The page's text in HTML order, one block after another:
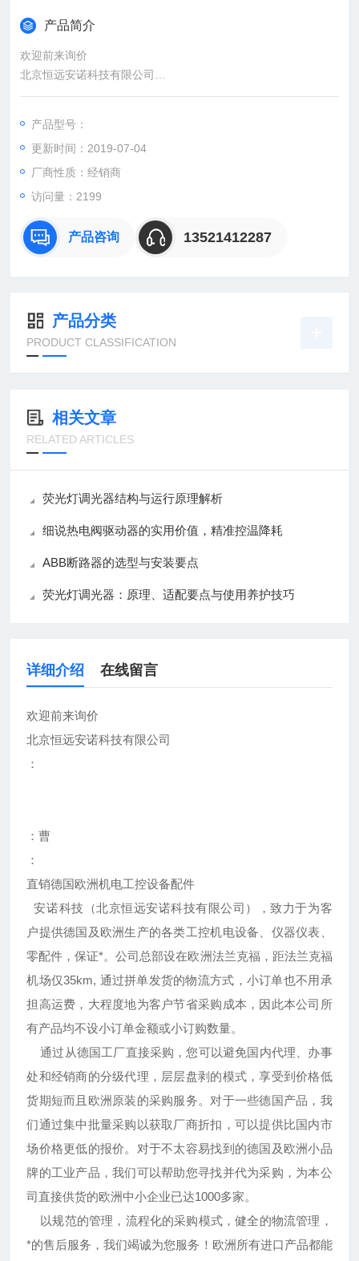
产品简介
欢迎前来询价
北京恒远安诺科技有限公司
：
：曹
：
直销德国欧洲机电工控设备配件
国及欧洲生产的各类工控机电设备、仪器仪表、零配件，保证*。
公司
产品型号：
更新时间：2019-07-04
厂商性质：经销商
访问量：2199
产品咨询 13521412287
产品分类
PRODUCT CLASSIFICATION
相关文章
RELATED ARTICLES
荧光灯调光器结构与运行原理解析
细说热电阀驱动器的实用价值，精准控温降耗
ABB断路器的选型与安装要点
荧光灯调光器：原理、适配要点与使用养护技巧
详细介绍 在线留言
欢迎前来询价
北京恒远安诺科技有限公司
：
：曹
：
直销德国欧洲机电工控设备配件
安诺科技（北京恒远安诺科技有限公司），致力于为客
户提供德国及欧洲生产的各类工控机电设备、仪器仪表、
零配件，保证*。公司总部设在欧洲法兰克福，距法兰克福
机场仅35km, 通过拼单发货的物流方式，小订单也不用承
担高运费，大程度地为客户节省采购成本，因此本公司所
有产品均不设小订单金额或小订购数量。
通过从德国工厂直接采购，您可以避免国内代理、办事
处和经销商的分级代理，层层盘剥的模式，享受到价格低
货期短而且欧洲原装的采购服务。对于一些德国产品，我
们通过集中批量采购以获取厂商折扣，可以提供比国内市
场价格更低的报价。对于不太容易找到的德国及欧洲小品
牌的工业产品，我们可以帮助您寻找并代为采购，为本公
司直接供货的欧洲中小企业已达1000多家。
以规范的管理，流程化的采购模式，健全的物流管理，
*的售后服务，我们竭诚为您服务！欧洲所有进口产品都能